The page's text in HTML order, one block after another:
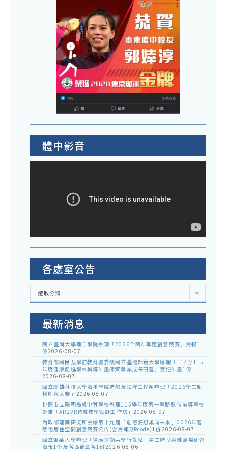
體中影音
各處室公告
各
室
選取分類
最新消息
國立臺南大學理工學院辦理「2026全國AI專題創意競賽」海報1
份2026-08-07
教育部國民及學前教育署委請國立臺灣師範大學辦理「114至115
年度健康促進學校輔導計畫師資專業成長研習」實施計畫1份
2026-08-07
國立高雄科技大學海事學院造船及海洋工程系辦理「2026學生船
模創客大賽」 2026-08-07
桃園市立陽明高級中等學校辦理115學年度第一學期數位前導學校
計畫「AR2VR跨域教學設計工作坊」 2026-08-07
內政部建築研究所主辦第十九屆「創意狂想巢向未來」2026年智
慧化居住空間創意競賽公告(含海報QRcode)1份2026-08-07
國立東華大學辦理「適應運動共學行動站」第二階段與離島場研習
海報1份及各區簡章各1份2026-08-06